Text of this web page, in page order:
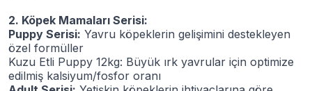
2. Köpek Mamaları Serisi:
Puppy Serisi: Yavru köpeklerin gelişimini destekleyen
özel formüller
Kuzu Etli Puppy 12kg: Büyük ırk yavrular için optimize
edilmiş kalsiyum/fosfor oranı